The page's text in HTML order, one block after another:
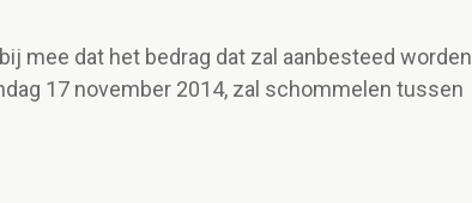
mee dat het bedrag dat zal aanbesteed worden
17 november 2014, zal schommelen tussen